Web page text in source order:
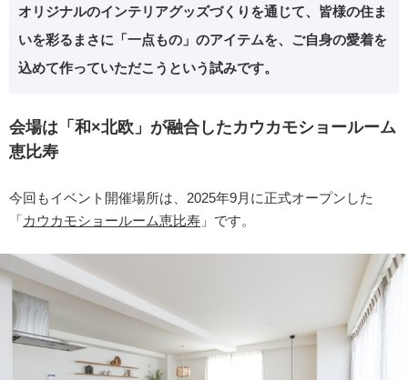
オリジナルのインテリアグッズづくりを通じて、皆様の住ま
いを彩るまさに「一点もの」のアイテムを、ご自身の愛着を
込めて作っていただこうという試みです。
会場は「和×北欧」 が融合したカウカモショールーム
恵比寿
今回もイベント開催場所は、2025年9月に正式オープンした
「カウカモショールーム恵比寿 」です。